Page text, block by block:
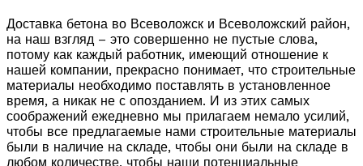
Доставка бетона во Всеволожск и Всеволожский район,
на наш взгляд – это совершенно не пустые слова,
потому как каждый работник, имеющий отношение к
нашей компании, прекрасно понимает, что строительные
материалы необходимо поставлять в установленное
время, а никак не с опозданием. И из этих самых
соображений ежедневно мы прилагаем немало усилий,
чтобы все предлагаемые нами строительные материалы
были в наличие на складе, чтобы они были на складе в
любом количестве, чтобы наши потенциальные